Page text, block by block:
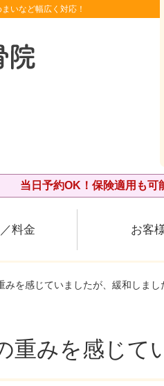
いなど幅広く対応！
当日予約OK！保険適用も可
料金 お客
みを感じていましたが、緩和しまし
重みを感じて